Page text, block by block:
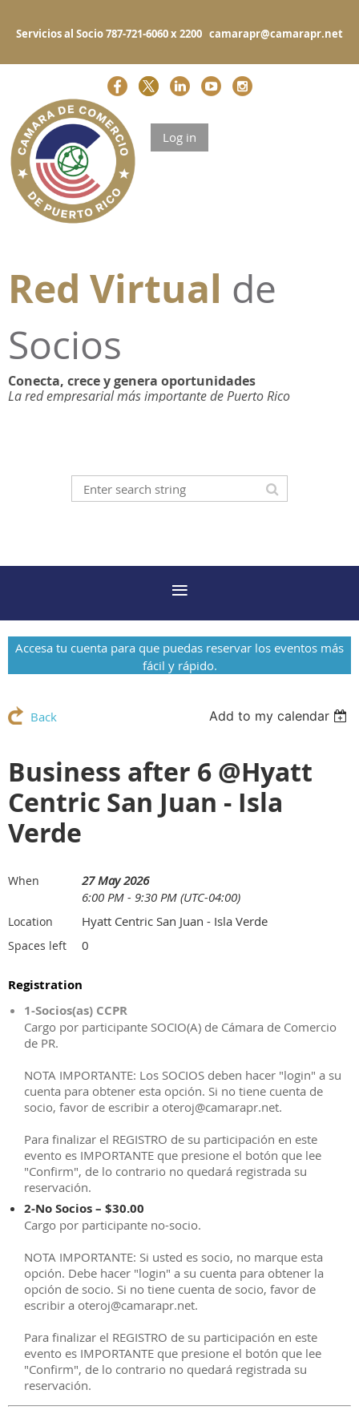
Servicios al Socio 787-721-6060 x 2200 camarapr@camarapr.net
Log in
Red Virtual de
Socios
Conecta, crece y genera oportunidades
La red empresarial más importante de Puerto Rico
Accesa tu cuenta para que puedas reservar los eventos más
fácil y rápido.
Back Add to my calendar
Business after 6 @Hyatt
Centric San Juan - Isla
Verde
When
27 May 2026
6:00 PM - 9:30 PM (UTC-04:00)
Location Hyatt Centric San Juan - Isla Verde
Spaces left 0
Registration
1-Socios(as) CCPR
Cargo por participante SOCIO(A) de Cámara de Comercio
de PR.
NOTA IMPORTANTE: Los SOCIOS deben hacer "login" a su
cuenta para obtener esta opción. Si no tiene cuenta de
socio, favor de escribir a oteroj@camarapr.net.
Para finalizar el REGISTRO de su participación en este
evento es IMPORTANTE que presione el botón que lee
"Confirm", de lo contrario no quedará registrada su
reservación.
2-No Socios – $30.00
Cargo por participante no-socio.
NOTA IMPORTANTE: Si usted es socio, no marque esta
opción. Debe hacer "login" a su cuenta para obtener la
opción de socio. Si no tiene cuenta de socio, favor de
escribir a oteroj@camarapr.net.
Para finalizar el REGISTRO de su participación en este
evento es IMPORTANTE que presione el botón que lee
"Confirm", de lo contrario no quedará registrada su
reservación.